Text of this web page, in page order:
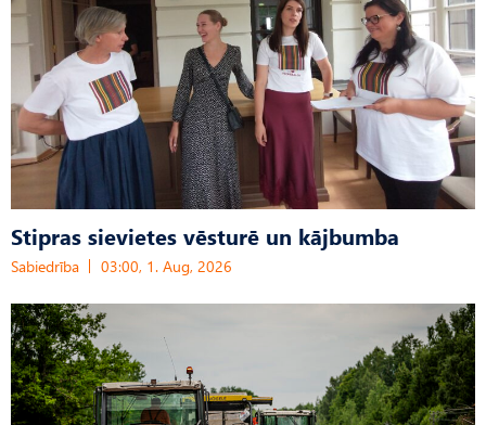
Stipras sievietes vēsturē un kājbumba
Sabiedrība 03:00, 1. Aug, 2026